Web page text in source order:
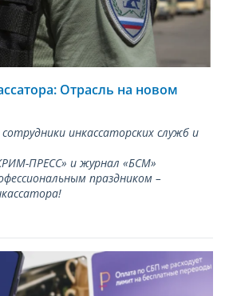
Отрасль на новом
инкассаторских служб и
ПРЕСС» и журнал «БСМ»
праздником –